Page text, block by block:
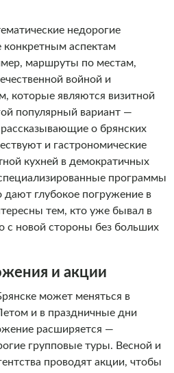
недорогие
аспектам
маршруты по местам,
войной и
которые являются визитной
популярный вариант —
о брянских
и гастрономические
кухней в демократичных
программы
дают глубокое погружение в
тем, кто уже бывал в
с новой стороны без больших
и акции
может меняться в
и в праздничные дни
расширяется —
групповые туры. Весной и
проводят акции, чтобы